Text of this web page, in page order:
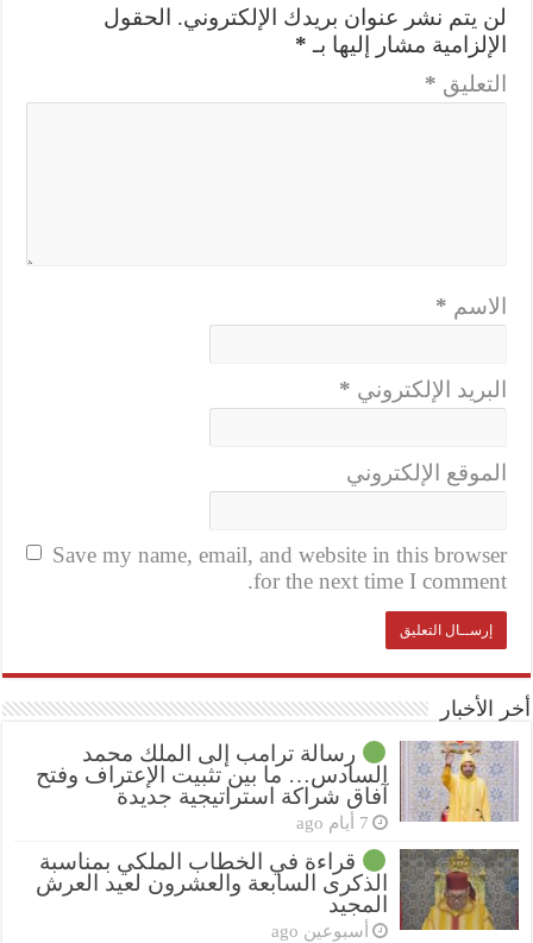
لن يتم نشر عنوان بريدك الإلكتروني.
الحقول
الإلزامية مشار إليها بـ *
التعليق *
الاسم *
البريد الإلكتروني *
الموقع الإلكتروني
Save my name, email, and website in this browser
for the next time I comment.
أخر الأخبار
رسالة ترامب إلى الملك محمد
السادس… ما بين تثبيت الإعتراف وفتح
آفاق شراكة استراتيجية جديدة
7 أيام ago
قراءة في الخطاب الملكي بمناسبة
الذكرى السابعة والعشرون لعيد العرش
المجيد
أسبوعين ago